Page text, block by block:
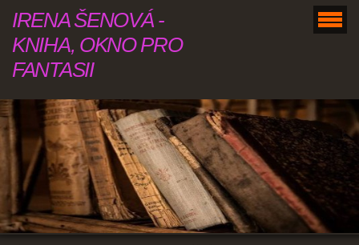
IRENA ŠENOVÁ -
KNIHA, OKNO PRO
FANTASII